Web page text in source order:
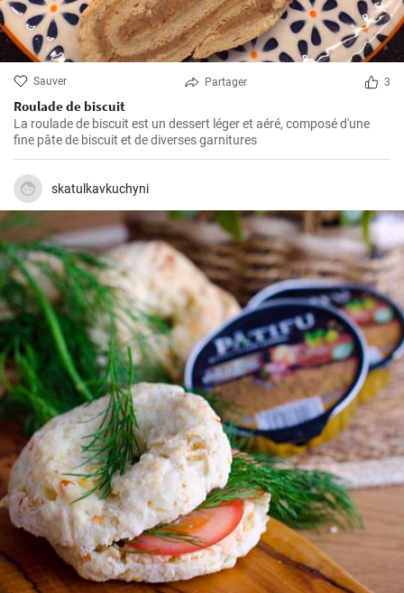
Sauver Partager 3
Roulade de biscuit
La roulade de biscuit est un dessert léger et aéré, composé d'une
fine pâte de biscuit et de diverses garnitures
skatulkavkuchyni